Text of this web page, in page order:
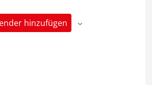
hinzufügen